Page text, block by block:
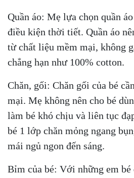
Quần áo: Mẹ lựa chọn quần
điều kiện thời tiết. Quần áo
từ chất liệu mềm mại, không
chẳng hạn như 100% cotton.
Chăn, gối: Chăn gối của bé
mại. Mẹ không nên cho bé
làm bé khó chịu và liên tục
bé 1 lớp chăn mỏng ngang
mái ngủ ngon đến sáng.
Bỉm của bé: Với những em bé